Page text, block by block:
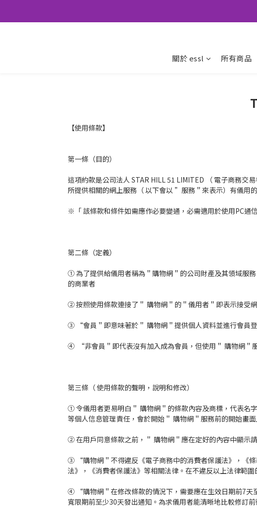
關於 essl 所有商品
【使用條款】
第一條（目的）
這項約款是公司法人 STAR HILL 51 LIMITED （ 電子商務
所提供相關的網上服務（ 以下會以 ”服務＂來表示）有儀用
※「 該條款和條件如需應作必要變通，必需適用於使用PC通
第二條（定義）
① 為了提供給儀用者稱為＂購物網＂的公司財產及其領域服
的商業者
② 按照使用條款連接了＂ 購物網＂的＂儀用者＂即表示接受
③ “會員＂即意味著於＂ 購物網＂提供個人資料並進行會員
④ “非會員＂即代表沒有加入成為會員，但使用＂ 購物網＂
第三條（ 使用條款的聲明，說明和修改）
① 令儀用者更易明白＂ 購物網＂的條款內容及商標，代表名
等個人信息管理責任，會於開始＂ 購物網＂服務前的開始畫
② 在用戶同意條款之前，＂ 購物網＂應在定好的內容中顯示
③ “購物網＂不得違反《電子商務中的消費者保護法》，《
法》，《消費者保護法》等相關法律。在不違反以上法律範
④ “購物網＂在修改條款的情況下，需要應在生效日期前7天
寬限期前至少30天發出通知。為求儀用者能清晰地比較修訂前